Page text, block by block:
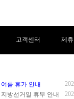
고객센터 제
름 휴가 안내
방선거일 휴무 안내